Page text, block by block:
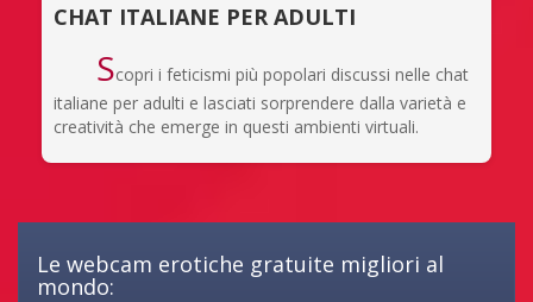
CHAT ITALIANE PER ADULTI
Scopri i feticismi più popolari discussi nelle chat
italiane per adulti e lasciati sorprendere dalla varietà e
creatività che emerge in questi ambienti virtuali.
Le webcam erotiche gratuite migliori al
mondo: